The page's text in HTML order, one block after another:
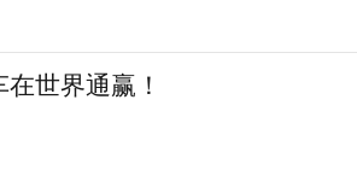
世界通赢！